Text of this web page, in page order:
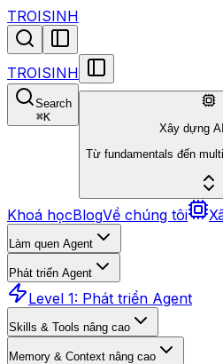
TROISINH
TROISINH
Search
⌘K
Xây dựng
Từ fundamentals đến
Khoá họcBlogVề chúng tôi
Làm quen Agent
Phát triển Agent
Level 1: Phát triển Agent
Skills & Tools nâng cao
Memory & Context nâng cao